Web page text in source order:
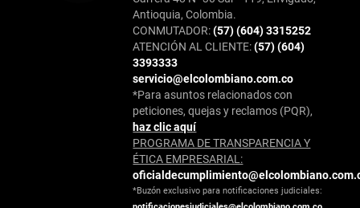
Antioquia, Colombia.
CONMUTADOR:(57) (604) 3315252
ATENCIÓN AL CLIENTE:(57) (604)
3393333
servicio@elcolombiano.com.co
*Para asuntos relacionados con
peticiones, quejas y reclamos (PQR),
haz clic aquí
PROGRAMA DE TRANSPARENCIA Y
ÉTICA EMPRESARIAL:
*Buzón exclusivo para notificaciones judiciales: